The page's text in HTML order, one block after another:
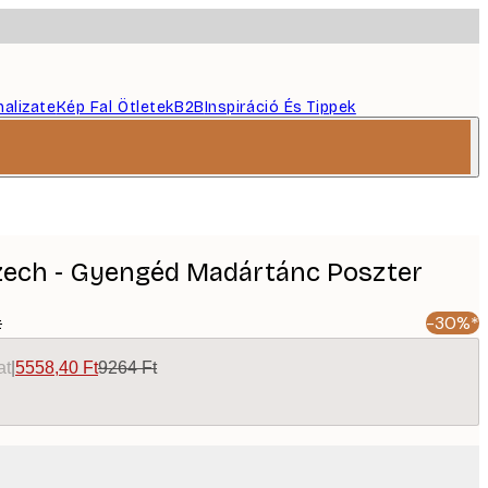
Kép Fal ÖtletekB2BInspiráció És Tippek
- Gyengéd Madártánc Poszter
-30%*
5558,40 Ft9264 Ft